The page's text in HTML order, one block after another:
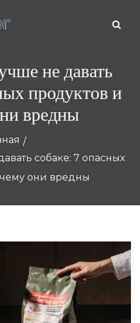
не давать
продуктов и
вредны
собаке: 7 опасных
они вредны